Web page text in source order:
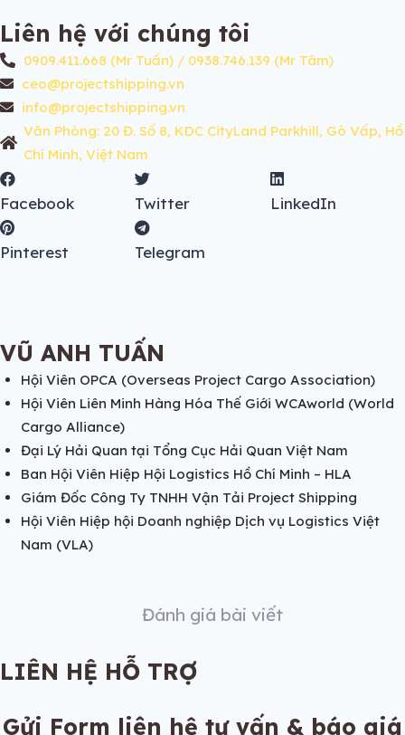
Liên hệ với chúng tôi
0909.411.668 (Mr Tuấn) / 0938.746.139 (Mr Tâm)
ceo@projectshipping.vn
info@projectshipping.vn
Văn Phòng: 20 Đ. Số 8, KDC CityLand Parkhill, Gò Vấp, Hồ
Chí Minh, Việt Nam
Facebook Twitter LinkedIn
Pinterest Telegram
VŨ ANH TUẤN
Hội Viên OPCA (Overseas Project Cargo Association)
Hội Viên Liên Minh Hàng Hóa Thế Giới WCAworld (World
Cargo Alliance)
Đại Lý Hải Quan tại Tổng Cục Hải Quan Việt Nam
Ban Hội Viên Hiệp Hội Logistics Hồ Chí Minh – HLA
Giám Đốc Công Ty TNHH Vận Tải Project Shipping
Hội Viên Hiệp hội Doanh nghiệp Dịch vụ Logistics Việt
Nam (VLA)
Đánh giá bài viết
LIÊN HỆ HỖ TRỢ
Gửi Form liên hệ tư vấn & báo giá